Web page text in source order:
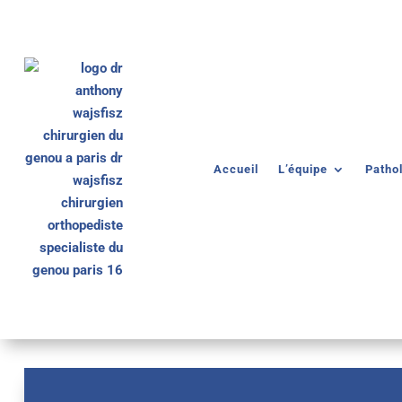
Accueil L’équipe